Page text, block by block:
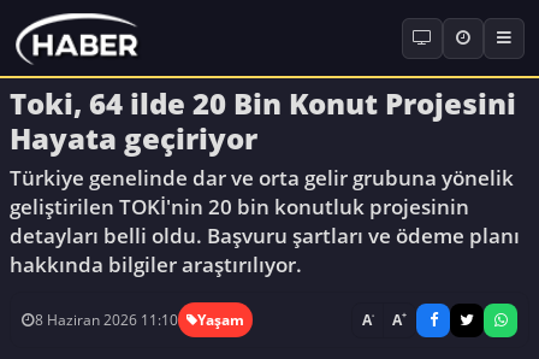
Toki, 64 ilde 20 Bin Konut Projesini
Hayata geçiriyor
Türkiye genelinde dar ve orta gelir grubuna yönelik
geliştirilen TOKİ'nin 20 bin konutluk projesinin
detayları belli oldu. Başvuru şartları ve ödeme planı
hakkında bilgiler araştırılıyor.
8 Haziran 2026 11:10 Yaşam A- A+